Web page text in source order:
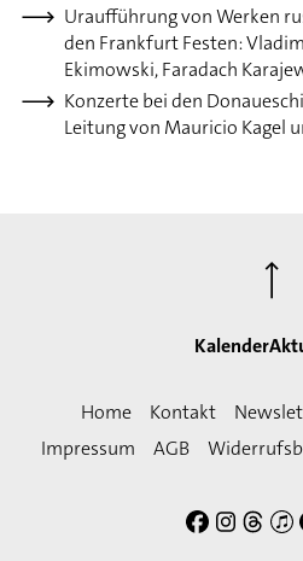
Uraufführung von Werken
den Frankfurt Festen:
Ekimowski, Faradach
Konzerte bei den
Leitung von Mauricio Kagel
Kalender
⟶
Home Kontakt
Impressum
AGB